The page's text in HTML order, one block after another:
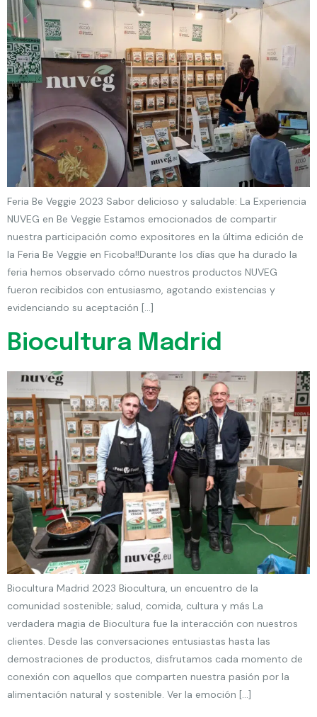
Feria Be Veggie 2023 Sabor delicioso y saludable: La Experiencia
NUVEG en Be Veggie Estamos emocionados de compartir
nuestra participación como expositores en la última edición de
la Feria Be Veggie en Ficoba!!Durante los días que ha durado la
feria hemos observado cómo nuestros productos NUVEG
fueron recibidos con entusiasmo, agotando existencias y
evidenciando su aceptación […]
Biocultura Madrid
Biocultura Madrid 2023 Biocultura, un encuentro de la
comunidad sostenible; salud, comida, cultura y más La
verdadera magia de Biocultura fue la interacción con nuestros
clientes. Desde las conversaciones entusiastas hasta las
demostraciones de productos, disfrutamos cada momento de
conexión con aquellos que comparten nuestra pasión por la
alimentación natural y sostenible. Ver la emoción […]